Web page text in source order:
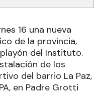
16 una nueva
de la provincia,
del Instituto.
de los
del barrio La Paz,
en Padre Grotti